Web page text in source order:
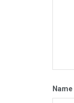
Name